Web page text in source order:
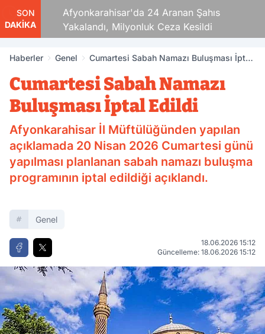
SON
DAKİKA
Afyonkarahisar'da 24 Aranan Şahıs
Yakalandı, Milyonluk Ceza Kesildi
Haberler Genel
Cumartesi Sabah Namazı Buluşması İptal
Cumartesi Sabah Namazı
Buluşması İptal Edildi
Afyonkarahisar İl Müftülüğünden yapılan
açıklamada 20 Nisan 2026 Cumartesi günü
yapılması planlanan sabah namazı buluşma
programının iptal edildiği açıklandı.
Genel
18.06.2026 15:12
Güncelleme: 18.06.2026 15:12